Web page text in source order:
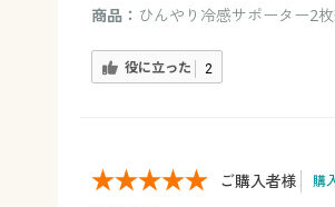
商品： ひんやり冷感サポーター2
役に立った 2
ご購入者様 購